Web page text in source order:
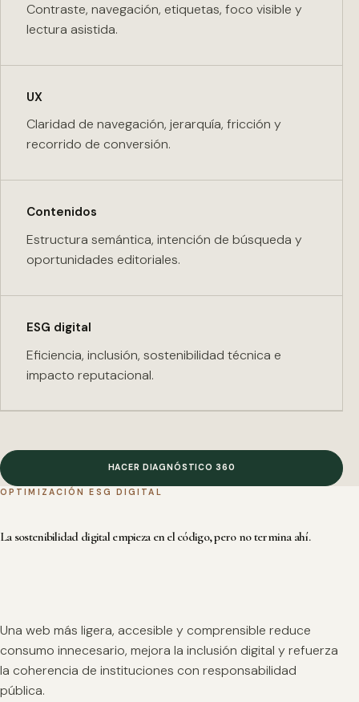
Contraste, navegación, etiquetas, foco visible y
lectura asistida.
UX
Claridad de navegación, jerarquía, fricción y
recorrido de conversión.
Contenidos
Estructura semántica, intención de búsqueda y
oportunidades editoriales.
ESG digital
Eficiencia, inclusión, sostenibilidad técnica e
impacto reputacional.
HACER DIAGNÓSTICO 360
OPTIMIZACIÓN ESG DIGITAL
La sostenibilidad digital empieza en el código, pero no termina ahí.
Una web más ligera, accesible y comprensible reduce
consumo innecesario, mejora la inclusión digital y refuerza
la coherencia de instituciones con responsabilidad
pública.